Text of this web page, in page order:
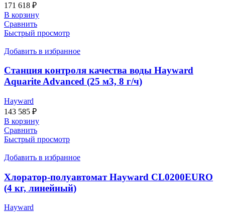
171 618 ₽
В корзину
Сравнить
Быстрый просмотр
Добавить в избранное
Станция контроля качества воды Hayward
Aquarite Advanced (25 м3, 8 г/ч)
Hayward
143 585 ₽
В корзину
Сравнить
Быстрый просмотр
Добавить в избранное
Хлоратор-полуавтомат Hayward CL0200EURO
(4 кг, линейный)
Hayward